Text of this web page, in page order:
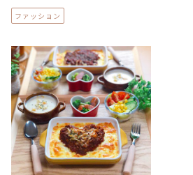
ファッション